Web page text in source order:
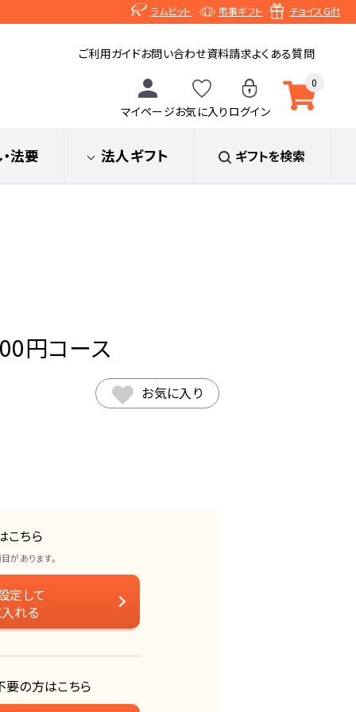
ラムビット 弔事ギフト チョイスGift
0
ご利用ガイドお問い合わせ資料請求よくある質問
マイページお気に入り ログイン
・法要 法人ギフト ギフトを検索
円コース
お気に入り
こちら
があります。
定して
れる
要の方はこちら